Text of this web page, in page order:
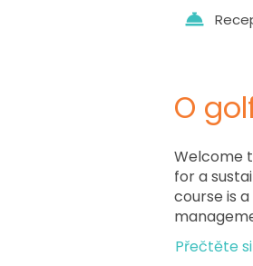
O
Welcome
for a
course is
it offers a
the British
Přečtěte